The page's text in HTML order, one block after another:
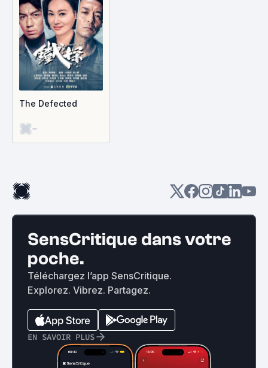
The Defected
-
SensCritique dans votre
poche.
Téléchargez l’app SensCritique.
Explorez. Vibrez. Partagez.
EN SAVOIR PLUS